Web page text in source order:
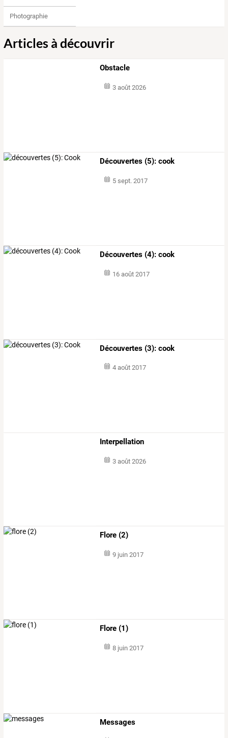
Photographie
Articles à découvrir
Obstacle
3 août 2026
Découvertes (5): cook
5 sept. 2017
Découvertes (4): cook
16 août 2017
Découvertes (3): cook
4 août 2017
Interpellation
3 août 2026
Flore (2)
9 juin 2017
Flore (1)
8 juin 2017
Messages